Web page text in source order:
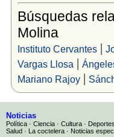
Búsquedas
Molina
Instituto Cervantes|
Vargas Llosa |
Mariano Rajoy|
Noticias
Política · Ciencia · Cultura · Deportes
Salud · La coctelera · Noticias